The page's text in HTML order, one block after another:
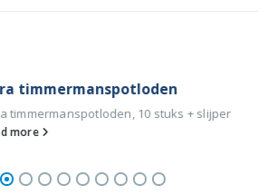
10 stuks + slijper